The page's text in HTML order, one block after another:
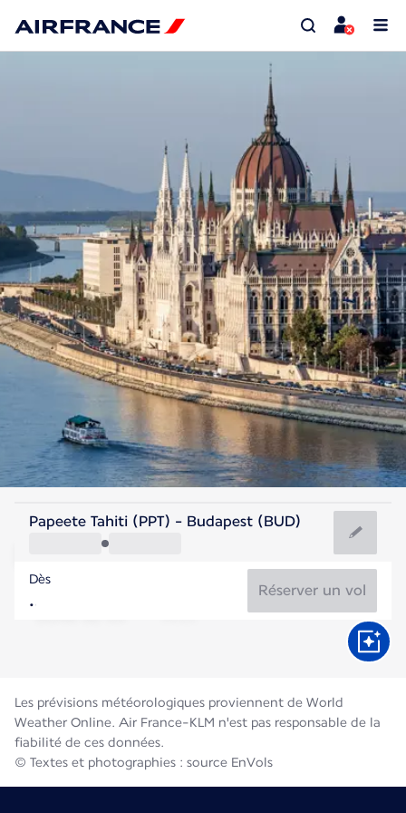
Hongrie
Budapest
Hongrie
Papeete Tahiti (PPT) - Budapest (BUD)
Dès
Réserver un vol
Les prévisions météorologiques proviennent de World
Weather Online. Air France-KLM n'est pas responsable de la
fiabilité de ces données.
© Textes et photographies : source EnVols